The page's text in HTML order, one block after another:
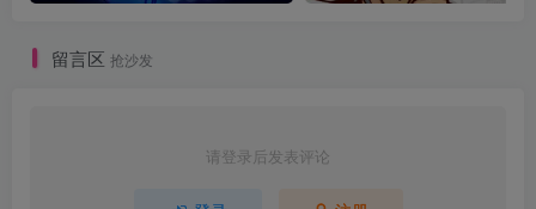
留言区 抢沙发
请登录后发表评论